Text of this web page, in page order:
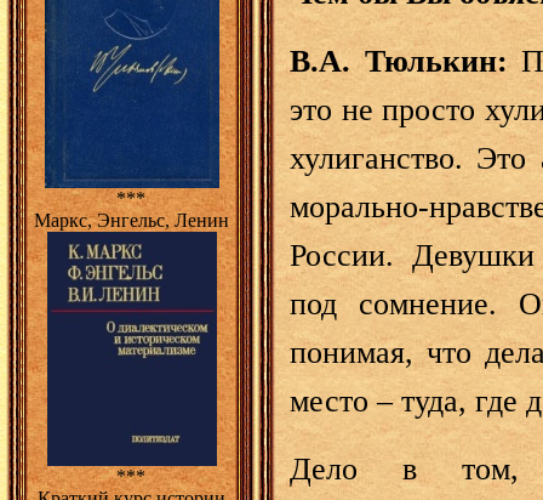
***
Маркс, Энгельс, Ленин
***
В.А. Тюлькин:
это не просто
хулиганство.
морально-
России. Девушки
под сомнение.
понимая, что
место – туда, где
Дело в том,